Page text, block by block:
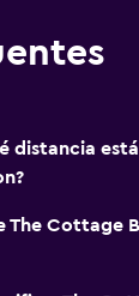
distancia
The Cottage